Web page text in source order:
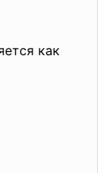
как